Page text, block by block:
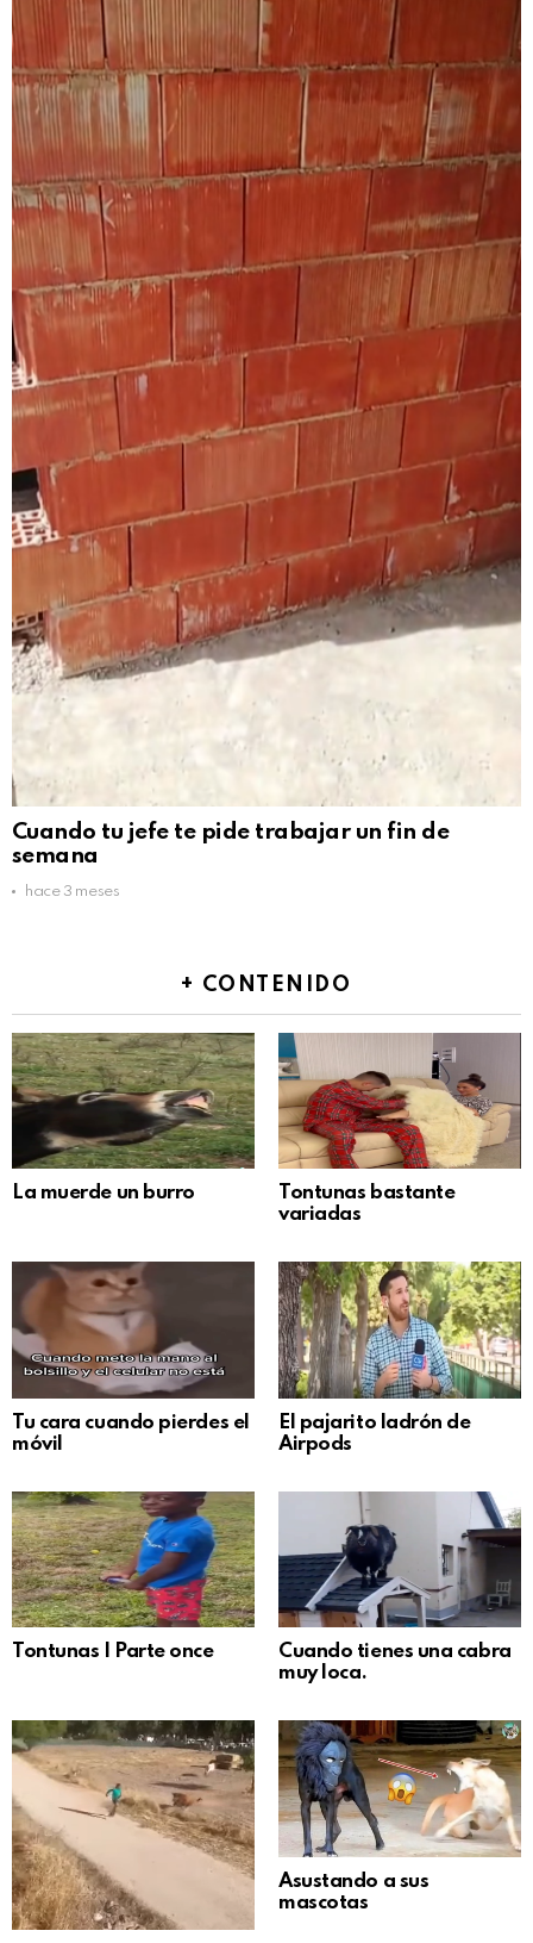
Cuando tu jefe te pide trabajar un fin de
semana
hace 3 meses
+ CONTENIDO
La muerde un burro
Tontunas bastante
variadas
Tu cara cuando pierdes el
móvil
El pajarito ladrón de
Airpods
Tontunas | Parte once
Cuando tienes una cabra
muy loca.
Asustando a sus
mascotas